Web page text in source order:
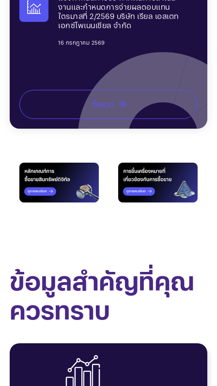
งานและกําหนดการจ่ายผลตอบแทน
ไตรมาสที่ 2/2569 บริษัท เรียล เอสเตท
เอกซ์โพเนนเชียล จำกัด
16 กรกฎาคม 2569
งานและกําหนดการจ่ายผลตอบแทน
ไตรมาสที่ 2/2569 บริษัท เรียล เอสเตท
เอกซ์โพเนนเชียล จำกัด
16 กรกฎาคม 2569
งานและกําหนดการจ่ายผลตอบแทน
ไตรมาสที่ 2/2569 บริษัท เรียล เอสเตท
เอกซ์โพเนนเชียล จำกัด
16 กรกฎาคม 2569
ทั้งหมด
ข้อมูลสำคัญที่คุณ
ควรทราบ